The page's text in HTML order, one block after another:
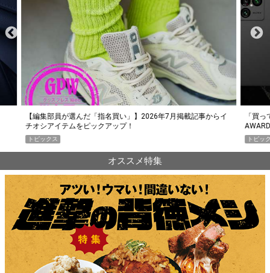
「買って損なし」の極上スマホ5選【GoodsPress 2026上半期
AWARD】
トピックス
薄着
PR
オススメ特集